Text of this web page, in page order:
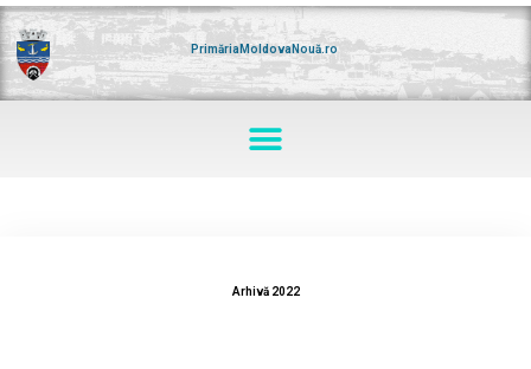
Skip
to
content
PrimăriaMoldovaNouă.ro
Menu
Arhivă 2022